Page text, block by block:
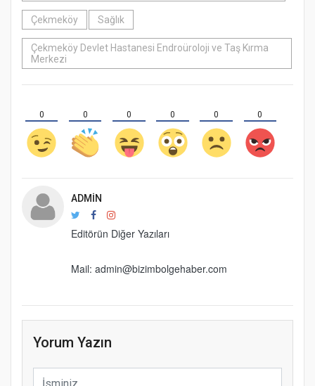
Çekmeköy Sağlık
Çekmeköy Devlet Hastanesi Endroüroloji ve Taş Kırma
Merkezi
0 0 0 0 0 0
ADMIN
Editörün Diğer Yazıları
Mail: admin@bizimbolgehaber.com
Yorum Yazın